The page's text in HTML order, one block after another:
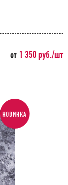
от 1 350 руб./шт
НОВИНКА